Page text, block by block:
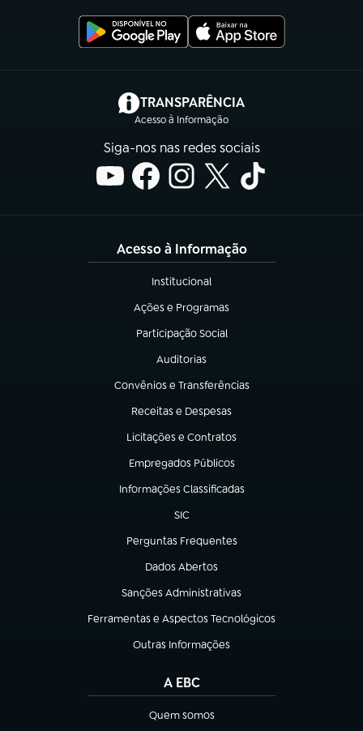
TRANSPARÊNCIA
Acesso à Informação
(abre em nova aba)
Siga-nos nas redes sociais
Acesso à Informação
Institucional
(abre em nova aba)
Ações e Programas
(abre em nova aba)
Participação Social
(abre em nova aba)
Auditorias
(abre em nova aba)
Convênios e Transferências
(abre em nova aba)
Receitas e Despesas
(abre em nova aba)
Licitações e Contratos
(abre em nova aba)
Empregados Públicos
(abre em nova aba)
Informações Classificadas
(abre em nova aba)
SIC
(abre em nova aba)
Perguntas Frequentes
(abre em nova aba)
Dados Abertos
(abre em nova aba)
Sanções Administrativas
(abre em nova aba)
Ferramentas e Aspectos Tecnológicos
(abre em nova aba)
Outras Informações
(abre em nova aba)
A EBC
Quem somos
(abre em nova aba)